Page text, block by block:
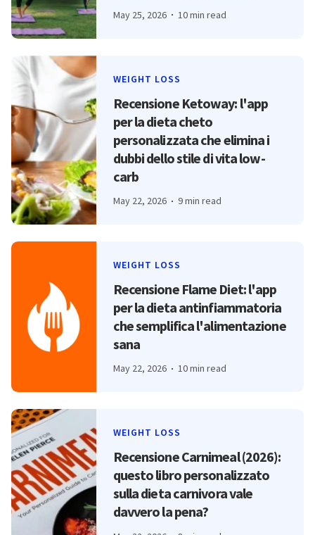
May 25, 2026 10 min read
WEIGHT LOSS
Recensione Ketoway: l'app
per la dieta cheto
personalizzata che elimina i
dubbi dello stile di vita low-
carb
May 22, 2026 9 min read
WEIGHT LOSS
Recensione Flame Diet: l'app
per la dieta antinfiammatoria
che semplifica l'alimentazione
sana
May 22, 2026 10 min read
WEIGHT LOSS
Recensione Carnimeal (2026):
questo libro personalizzato
sulla dieta carnivora vale
davvero la pena?